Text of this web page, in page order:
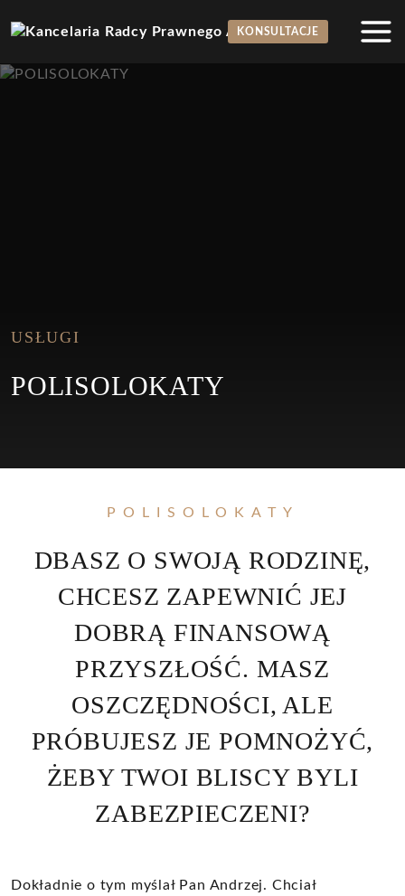
Idź do treci
KONSULTACJE
USŁUGI
POLISOLOKATY
POLISOLOKATY
DBASZ O SWOJĄ RODZINĘ,
CHCESZ ZAPEWNIĆ JEJ
DOBRĄ FINANSOWĄ
PRZYSZŁOŚĆ. MASZ
OSZCZĘDNOŚCI, ALE
PRÓBUJESZ JE POMNOŻYĆ,
ŻEBY TWOI BLISCY BYLI
ZABEZPIECZENI?
Dokładnie o tym myślał Pan Andrzej. Chciał